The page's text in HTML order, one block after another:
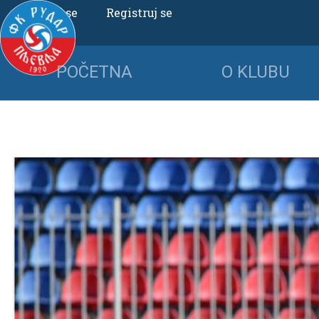
Uloguj se Registruj se
POČETNA O KLUBU